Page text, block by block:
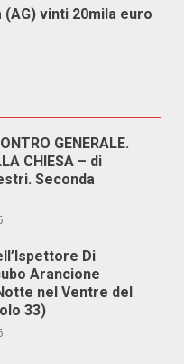
(AG) vinti 20mila euro
GENERALE.
CHIESA – di
Seconda
Di
Arancione
nel Ventre del
33)